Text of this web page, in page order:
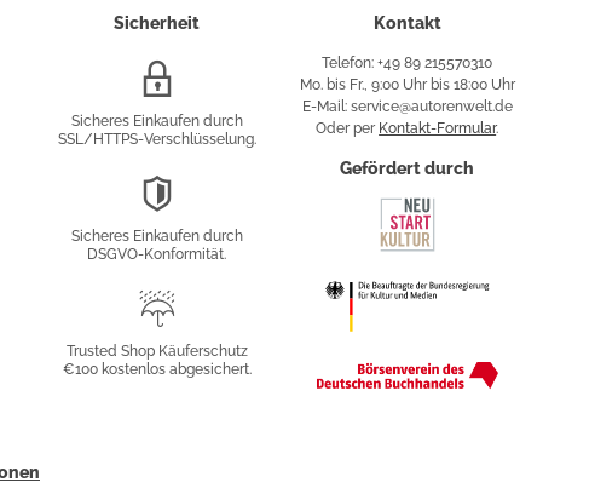
Shopify
Sicherheit
Verschlüsselung
Sicheres Einkaufen durch
SSL/HTTPS-Verschlüsselung.
Sicheres Einkaufen durch
DSGVO-Konformität.
Käuferschutz
Trusted Shop Käuferschutz
€100 kostenlos abgesichert.
Kontakt
Telefon: +49 89 215570310
Mo. bis Fr., 9:00 Uhr bis 18:00 Uhr
E-Mail: service@autorenwelt.de
Oder per Kontakt-Formular.
Gefördert durch